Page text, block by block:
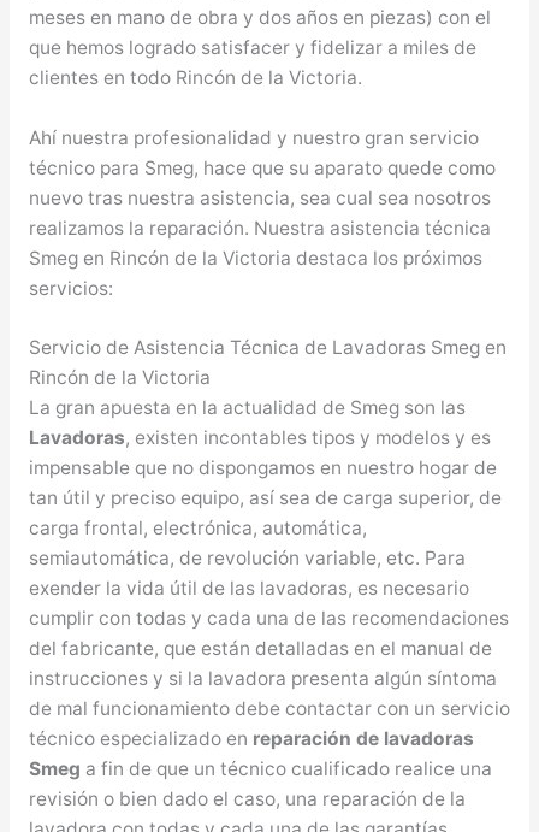
meses en mano de obra y dos años en piezas) con el
que hemos logrado satisfacer y fidelizar a miles de
clientes en todo Rincón de la Victoria.
Ahí nuestra profesionalidad y nuestro gran servicio
técnico para Smeg, hace que su aparato quede como
nuevo tras nuestra asistencia, sea cual sea nosotros
realizamos la reparación. Nuestra asistencia técnica
Smeg en Rincón de la Victoria destaca los próximos
servicios:
Servicio de Asistencia Técnica de Lavadoras Smeg en
Rincón de la Victoria
La gran apuesta en la actualidad de Smeg son las
Lavadoras, existen incontables tipos y modelos y es
impensable que no dispongamos en nuestro hogar de
tan útil y preciso equipo, así sea de carga superior, de
carga frontal, electrónica, automática,
semiautomática, de revolución variable, etc. Para
exender la vida útil de las lavadoras, es necesario
cumplir con todas y cada una de las recomendaciones
del fabricante, que están detalladas en el manual de
instrucciones y si la lavadora presenta algún síntoma
de mal funcionamiento debe contactar con un servicio
técnico especializado en reparación de lavadoras
Smeg a fin de que un técnico cualificado realice una
revisión o bien dado el caso, una reparación de la